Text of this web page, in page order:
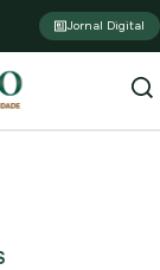
Jornal Digital